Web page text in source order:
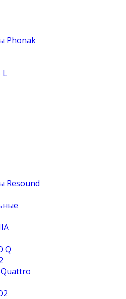
Phonak
L
Resound
Q
Quattro